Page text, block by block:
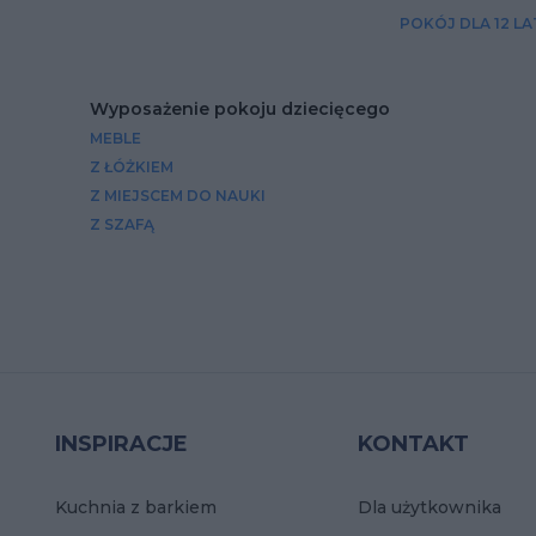
POKÓJ DLA 12
Wyposażenie pokoju dziecięcego
MEBLE
Z ŁÓŻKIEM
Z MIEJSCEM DO NAUKI
Z SZAFĄ
INSPIRACJE
Kuchnia z barkiem
KONTAKT
Dla użytkownika